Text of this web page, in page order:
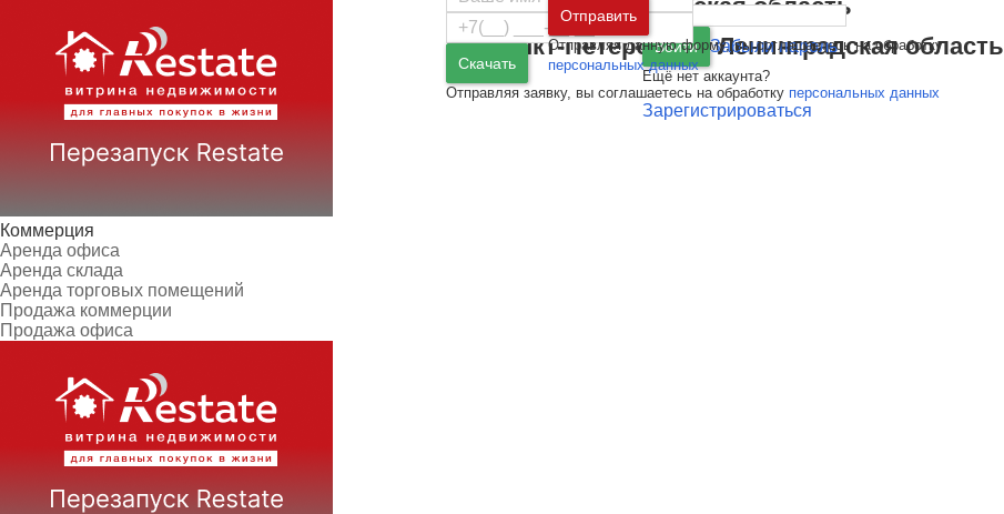
Коммерция
Аренда офиса
Аренда склада
Аренда торговых помещений
Продажа коммерции
Продажа офиса
Москва
Московская область
Санкт-Петербург иЛенинградская область
Войти Забыли пароль
Ещё нет аккаунта?
Зарегистрироваться
Скачать
Отправляя заявку, вы соглашаетесь на обработку персональных данных
Отправить
Отправляя данную форму, вы соглашаетесь на обработку
персональных данных